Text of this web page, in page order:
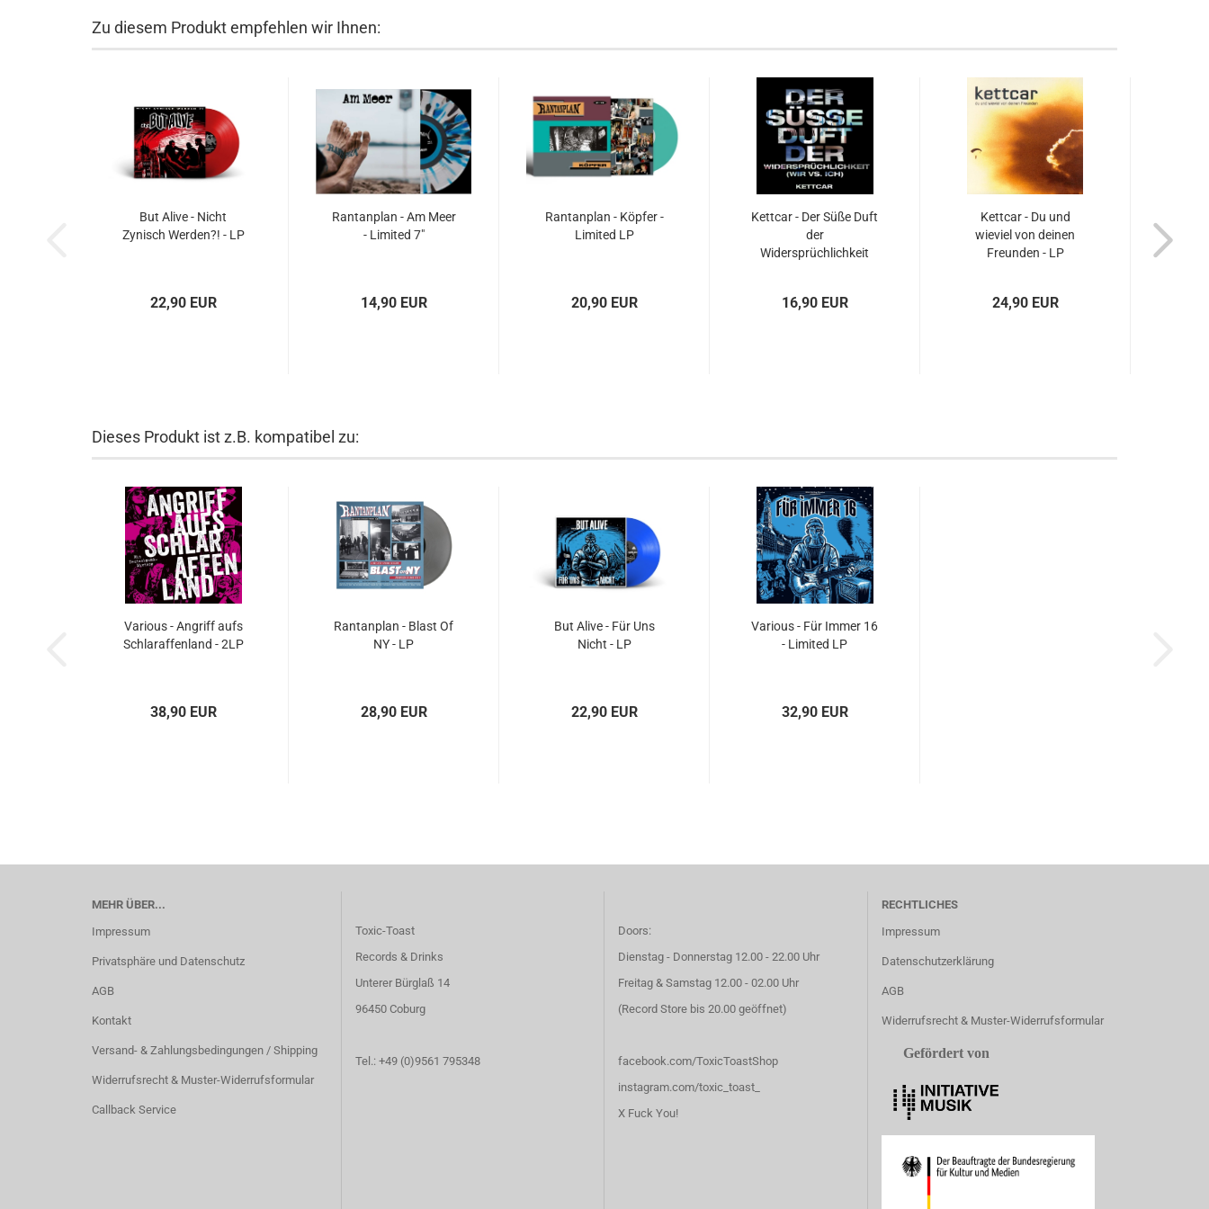
Zu diesem Produkt empfehlen wir Ihnen:
But Alive - Nicht
Zynisch Werden?! - LP
22,90 EUR
Rantanplan - Am Meer
- Limited 7"
14,90 EUR
Rantanplan - Köpfer -
Limited LP
20,90 EUR
Kettcar - Der Süße Duft
der
Widersprüchlichkeit
16,90 EUR
Kettcar - Du und
wieviel von deinen
Freunden - LP
24,90 EUR
Dieses Produkt ist z.B. kompatibel zu:
Various - Angriff aufs
Schlaraffenland - 2LP
38,90 EUR
Rantanplan - Blast Of
NY - LP
28,90 EUR
But Alive - Für Uns
Nicht - LP
22,90 EUR
Various - Für Immer 16
- Limited LP
32,90 EUR
MEHR ÜBER...
Impressum
Privatsphäre und Datenschutz
AGB
Kontakt
Versand- & Zahlungsbedingungen / Shipping
Widerrufsrecht & Muster-Widerrufsformular
Callback Service
Toxic-Toast
Records & Drinks
Unterer Bürglaß 14
96450 Coburg
Tel.: +49 (0)9561 795348
Doors:
Dienstag - Donnerstag 12.00 - 22.00 Uhr
Freitag & Samstag 12.00 - 02.00 Uhr
(Record Store bis 20.00 geöffnet)
facebook.com/ToxicToastShop
instagram.com/toxic_toast_
X Fuck You!
RECHTLICHES
Impressum
Datenschutzerklärung
AGB
Widerrufsrecht & Muster-Widerrufsformular
Gefördert von